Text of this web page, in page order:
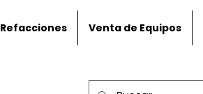
Refacciones Venta de Equipos